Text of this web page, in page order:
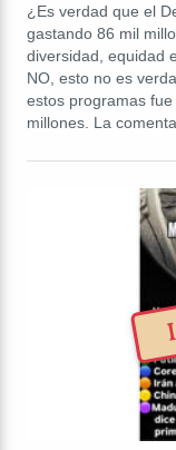
¿Es verdad que el
gastando 86 mil
diversidad, equidad
NO, esto no es
estos programas
millones. La